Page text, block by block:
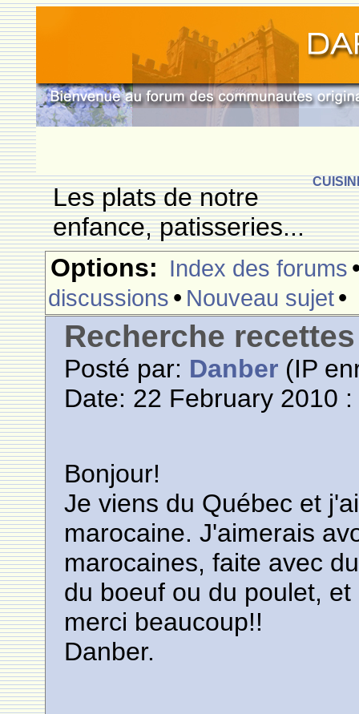
Les plats de notre
enfance, patisseries...
Options: Index des forums
discussions • Nouveau sujet•
Recherche
Posté par: Danber (IP
Date: 22 February 2010
Bonjour!
Je viens du Québec et
marocaine. J'aimerais
marocaines, faite avec
du boeuf ou du poulet,
merci beaucoup!!
Danber.